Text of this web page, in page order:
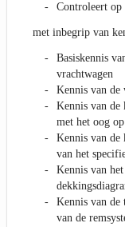
Controleert op
met inbegrip van
Basiskennis
vrachtwagen
Kennis van de
Kennis van de
met het oog
Kennis van de
van het
Kennis van
Kennis van de
van de